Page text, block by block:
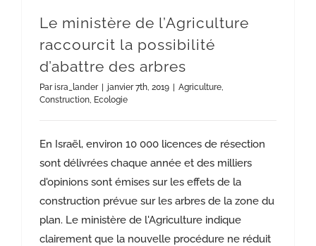
Le ministère de l’Agriculture
raccourcit la possibilité
d’abattre des arbres
Parisra_lander | janvier 7th, 2019 | Agriculture
Construction Ecologie
En Israël, environ 10 000 licences de résection
sont délivrées chaque année et des milliers
d'opinions sont émises sur les effets de la
construction prévue sur les arbres de la zone du
plan. Le ministère de l'Agriculture indique
clairement que la nouvelle procédure ne réduit